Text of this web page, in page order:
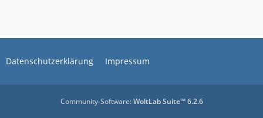
Datenschutzerklärung Impressum
Community-Software:WoltLab Suite™ 6.2.6